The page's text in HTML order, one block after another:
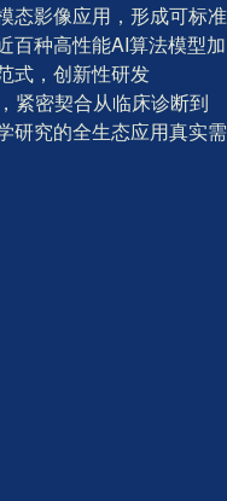
态影像应用，形成可标准
百种高性能AI算法模型加
式，创新性研发
紧密契合从临床诊断到
研究的全生态应用真实需